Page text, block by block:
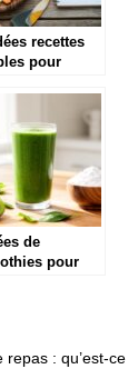
recettes
pour
surgelés
de
pour
: qu’est-ce